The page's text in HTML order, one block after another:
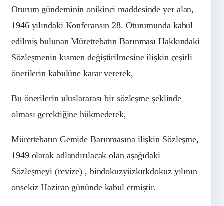
Oturum gündeminin onikinci maddesinde yer alan,
1946 yılındaki Konferansın 28. Oturumunda kabul
edilmiş bulunan Mürettebatın Barınması Hakkındaki
Sözleşmenin kısmen değiştirilmesine ilişkin çeşitli
önerilerin kabulüne karar vererek,
Bu önerilerin uluslararası bir sözleşme şeklinde
olması gerektiğine hükmederek,
Mürettebatın Gemide Barınmasına ilişkin Sözleşme,
1949 olarak adlandırılacak olan aşağıdaki
Sözleşmeyi (revize) , bindokuzyüzkırkdokuz yılının
onsekiz Haziran gününde kabul etmiştir.